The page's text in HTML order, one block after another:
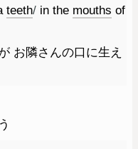
teeth/ in the mouths of
お隣さんの口に生え